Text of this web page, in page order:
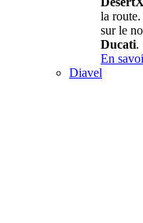
la
sur le
Ducati.
En
Diavel